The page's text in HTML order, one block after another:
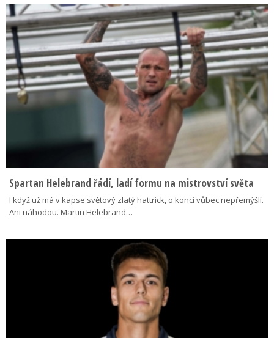
Spartan Helebrand řádí, ladí formu na mistrovství světa
I když už má v kapse světový zlatý hattrick, o konci vůbec nepřemýšlí.
Ani náhodou. Martin Helebrand…